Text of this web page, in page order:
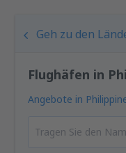
Geh zu den
Flughäfen in
Angebote in